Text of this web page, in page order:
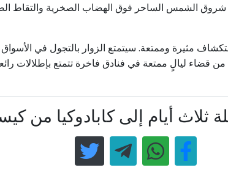
الشمس الساحر فوق الهضاب الصخرية والتقاط
مثيرة وممتعة. سيتمتع الزوار بالتجول في
قضاء ليالٍ ممتعة في فنادق فاخرة تتمتع بإطلالات
ثلاث أيام إلى كابادوكيا من